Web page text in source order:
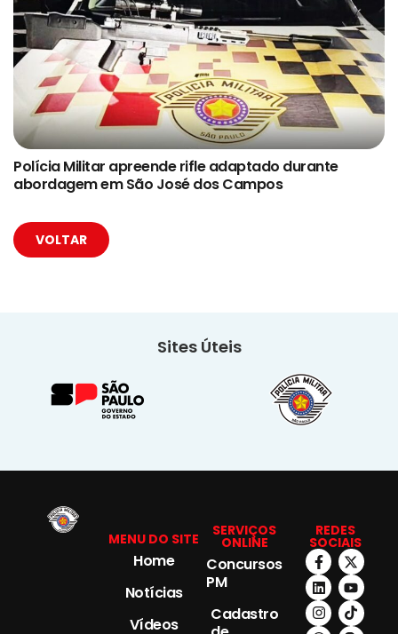
Polícia Militar apreende rifle adaptado durante
abordagem em São José dos Campos
VOLTAR
Sites Úteis
MENU DO SITE
Home
Notícias
Vídeos
SERVIÇOS
ONLINE
Concursos
PM
Cadastro
REDES
SOCIAIS